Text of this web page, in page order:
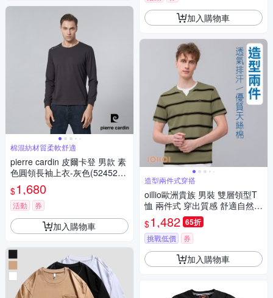
棉混紡材質柔軟舒適
pierre cardin 皮爾卡登 男款 素
色圓領長袖上衣-灰色(5245260
-96)
$1,680
活動 券
加入購物車
加入購物車
造型兩件式穿搭
oillio歐洲貴族 男裝 雙層領型T
恤 兩件式 穿出質感 舒適自然棉
男女裝 綠色 法國品牌 有大尺碼
$1,482 65折
挑戰低價 券
加入購物車